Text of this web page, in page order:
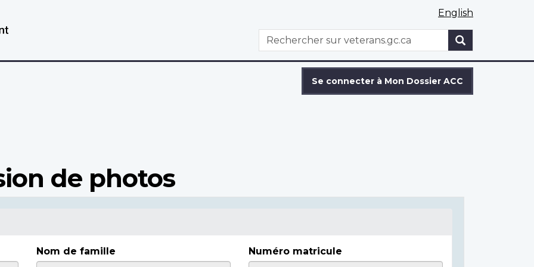
English
WxT
Search
Rechercher
Se connecter à Mon Dossier ACC
de photos
Nom de famille Numéro matricule